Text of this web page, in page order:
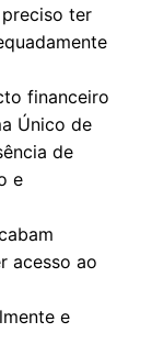
ter
financeiro
Único de
de
e
acesso ao
e